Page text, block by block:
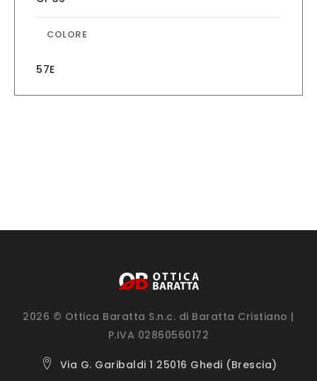
COLORE
57E
2026 © Ottica Baratta S.n.c. di Baratta Cristiano |
P.IVA 02860560172
Via G. Garibaldi 1 25016 Ghedi (Brescia)